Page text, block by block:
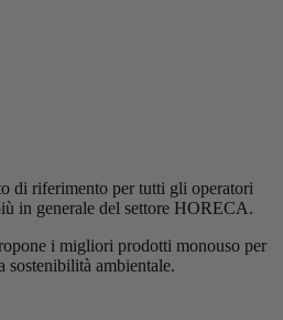
di riferimento per tutti gli operatori
in generale del settore HORECA.
i migliori prodotti monouso per
sostenibilità ambientale.